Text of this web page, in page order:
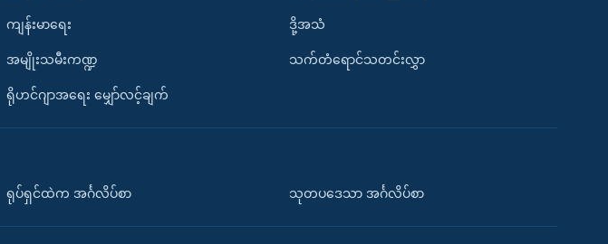
ကျန်းမာရေး
အမျိုးသမီးကဏ္ဍ
ရိုဟင်ဂျာအရေး မျှော်လင့်ချက်
ဒို့အသံ
သက်တံရောင်သတင်းလွှာ
ရုပ်ရှင်ထဲက အင်္ဂလိပ်စာ သုတပဒေသာ အင်္ဂလိပ်စာ